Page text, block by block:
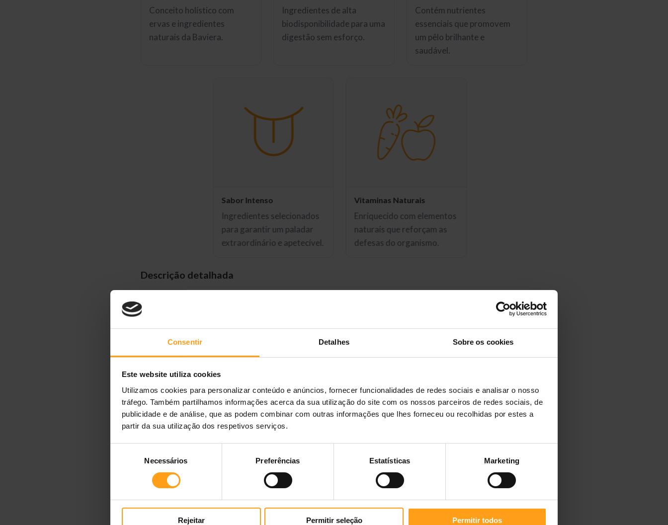
Consentir Detalhes Sobre os cookies
Este website utiliza cookies
Utilizamos cookies para personalizar conteúdo e anúncios, fornecer funcionalidades de redes sociais e analisar o nosso
tráfego. Também partilhamos informações acerca da sua utilização do site com os nossos parceiros de redes sociais, de
publicidade e de análise, que as podem combinar com outras informações que lhes forneceu ou recolhidas por estes a
partir da sua utilização dos respetivos serviços.
consentimento
Necessários Preferências Estatísticas Marketing
Rejeitar Permitir seleção Permitir todos
Conceito holístico com
ervas e ingredientes
naturais da Baviera.
Ingredientes de alta
biodisponibilidade para uma
digestão sem esforço.
Contém nutrientes
essenciais que promovem
um pêlo brilhante e
saudável.
Sabor Intenso
Ingredientes selecionados
para garantir um paladar
extraordinário e apetecível.
Vitaminas Naturais
Enriquecido com elementos
naturais que reforçam as
defesas do organismo.
Descrição detalhada
Ingredientes da Baviera
garantindo uma excelente digestibilidade .
Guia de Alimentação
Peso ideal do cão
Cães adultos com requisitos normais